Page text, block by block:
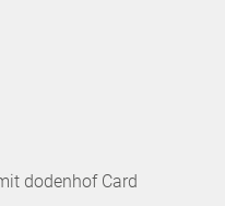
dodenhof Card